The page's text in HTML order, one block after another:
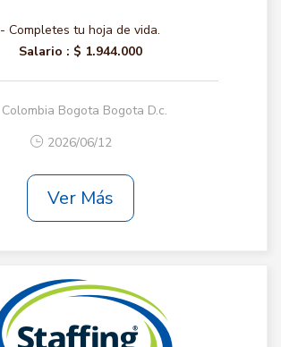
- Completes tu hoja de vida.
Salario : $ 1.944.000
Colombia Bogota Bogota D.c.
2026/06/12
Ver Más